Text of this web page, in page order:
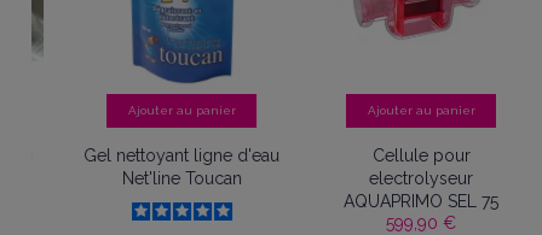
Ajouter au panier
Gel nettoyant ligne d'eau
Net'line Toucan
Ajouter au panier
Cellule pour
electrolyseur
AQUAPRIMO SEL 75
599,90 €